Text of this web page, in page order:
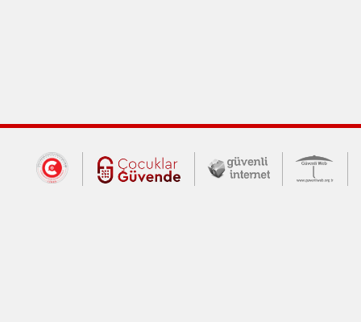
Dış Bağlantılar
Cumhurbaşkanlığı İletişim Merkezi
Çocuklar Güvende (yeni
Güvenli